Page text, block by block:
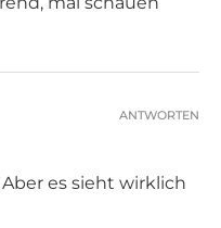
es sieht wirklich
ANTWORTEN